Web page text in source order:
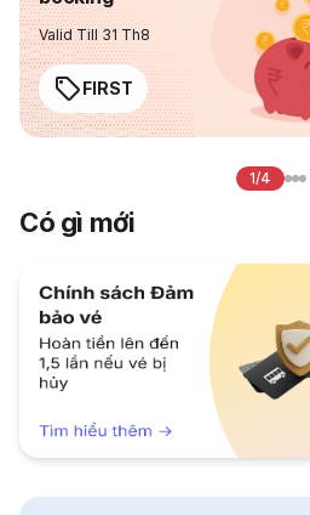
Valid Till 31 Th8
FIRST
1/4
Có gì mới